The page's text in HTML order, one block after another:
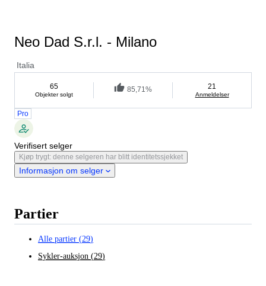
Neo Dad S.r.l. - Milano
Italia
65
Objekter solgt
85,71% 21
Anmeldelser
Pro
Verifisert selger
Kjøp trygt: denne selgeren har blitt identitetssjekket
Informasjon om selger
Partier
Alle partier (29)
Sykler-auksjon (29)